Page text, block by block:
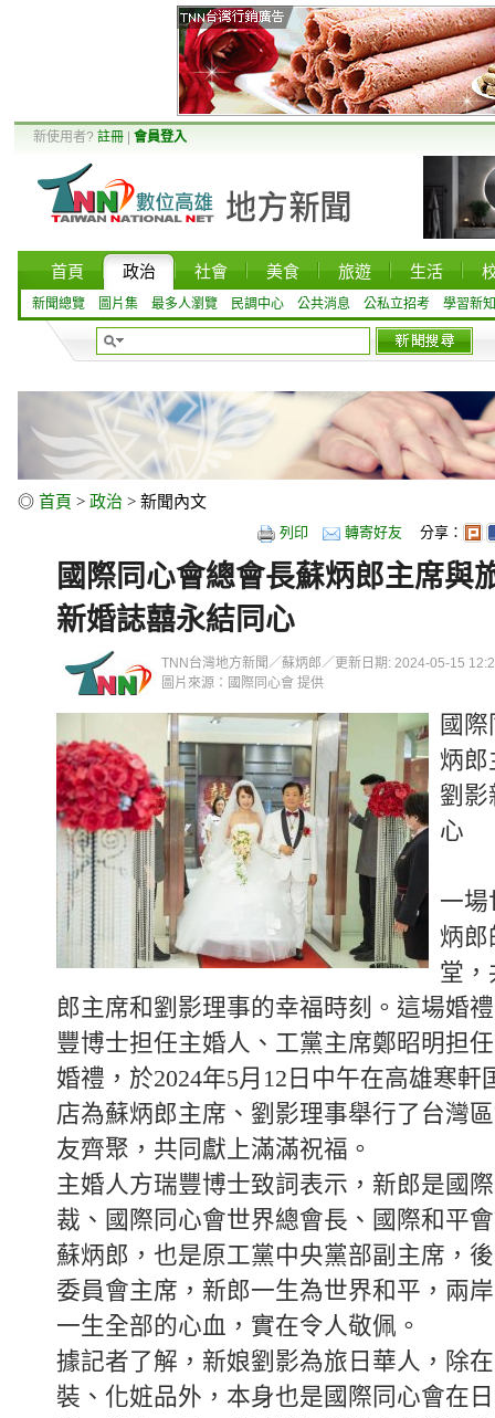
新使用者? 註冊 會員登入
首頁 政治 社會 美食 旅遊 生活
新聞總覽 圖片集 最多人瀏覽 民調中心 公共消息 公私立招考 學習新知
◎ 首頁 > 政治 > 新聞內文
列印 轉寄好友 分享：
國際同心會總會長蘇炳郎主席與
新婚誌囍永結同心
TNN台灣地方新聞／蘇炳郎／更新日期: 2024-05-15
圖片來源：國際同心會 提供
國
炳郎
劉影
心
一場
炳郎
堂，
郎主席和劉影理事的幸福時刻。這場婚
豐博士担任主婚人、工黨主席鄭昭明担
婚禮，於2024年5月12日中午在高雄寒軒
店為蘇炳郎主席、劉影理事舉行了台灣
友齊聚，共同獻上滿滿祝福。
主婚人方瑞豐博士致詞表示，新郎是國
裁、國際同心會世界總會長、國際和平
蘇炳郎，也是原工黨中央黨部副主席，
委員會主席，新郎一生為世界和平，兩
一生全部的心血，實在令人敬佩。
據記者了解，新娘劉影為旅日華人，除
裝、化㛇品外，本身也是國際同心會在